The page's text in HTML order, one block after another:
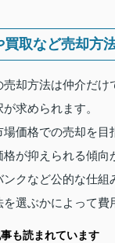
買取など売却方
売却方法は仲介だ
が求められます。
場価格での売却を目
格が抑えられる傾向
ンクなど公的な仕組
を選ぶかによって費
も読まれています